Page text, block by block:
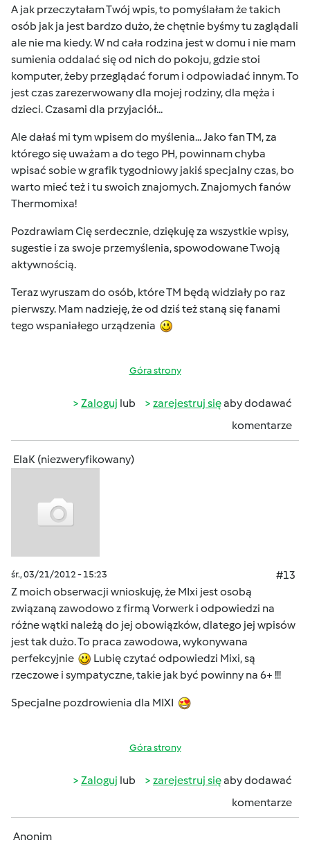
A jak przeczytałam Twój wpis, to pomyślałam że takich
osób jak ja jest bardzo dużo, że chętnie byśmy tu zaglądali
ale nie ma kiedy. W nd cała rodzina jest w domu i nie mam
sumienia oddalać się od nich do pokoju, gdzie stoi
komputer, żeby przeglądać forum i odpowiadać innym. To
jest czas zarezerwowany dla mojej rodziny, dla męża i
dzieci. Czasami dla przyjaciół...
Ale dałaś mi tym wpisem do myślenia... Jako fan TM, za
którego się uważam a do tego PH, powinnam chyba
wpisać sobie w grafik tygodniowy jakiś specjalny czas, bo
warto mieć też i tu swoich znajomych. Znajomych fanów
Thermomixa!
Pozdrawiam Cię serdecznie, dziękuję za wszystkie wpisy,
sugestie i za swoje przemyślenia, spowodowane Twoją
aktywnością.
Teraz wyruszam do osób, które TM będą widziały po raz
pierwszy. Mam nadzieję, że od dziś też staną się fanami
tego wspaniałego urządzenia
Góra strony
Zaloguj lub zarejestruj sięaby dodawać
komentarze
ElaK (niezweryfikowany)
śr., 03/21/2012 - 15:23
#13
Z moich obserwacji wnioskuję, że MIxi jest osobą
związaną zawodowo z firmą Vorwerk i odpowiedzi na
różne wątki należą do jej obowiązków, dlatego jej wpisów
jest tak dużo. To praca zawodowa, wykonywana
perfekcyjnie
Lubię czytać odpowiedzi Mixi, są
rzeczowe i sympatyczne, takie jak być powinny na 6+ !!!
Specjalne pozdrowienia dla MIXI
Góra strony
Zaloguj lub zarejestruj sięaby dodawać
komentarze
Anonim